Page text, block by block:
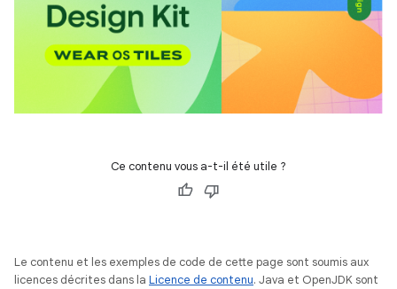
Ce contenu vous a-t-il été utile ?
Le contenu et les exemples de code de cette page sont soumis aux
licences décrites dans la Licence de contenu. Java et OpenJDK sont